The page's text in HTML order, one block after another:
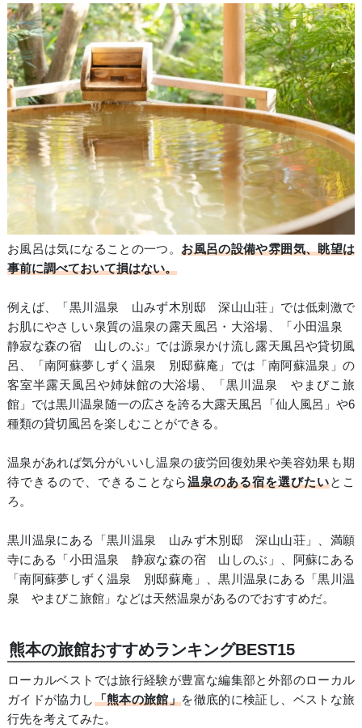
お風呂は気になることの一つ。お風呂の設備や雰囲気、眺望は
事前に調べておいて損はない。
例えば、「黒川温泉 山みず木別邸 深山山荘」では低刺激で
お肌にやさしい泉質の温泉の露天風呂・大浴場、「小田温泉
静寂な森の宿 山しのぶ」では源泉かけ流し露天風呂や貸切風
呂、「南阿蘇夢しずく温泉 別邸蘇庵」では「南阿蘇温泉」の
客室半露天風呂や姉妹館の大浴場、「黒川温泉 やまびこ旅
館」では黒川温泉随一の広さを誇る大露天風呂「仙人風呂」や6
種類の貸切風呂を楽しむことができる。
温泉があれば気分がいいし温泉の疲労回復効果や美容効果も期
待できるので、できることなら温泉のある宿を選びたいとこ
ろ。
黒川温泉にある「黒川温泉 山みず木別邸 深山山荘」、満願
寺にある「小田温泉 静寂な森の宿 山しのぶ」、阿蘇にある
「南阿蘇夢しずく温泉 別邸蘇庵」、黒川温泉にある「黒川温
泉 やまびこ旅館」などは天然温泉があるのでおすすめだ。
熊本の旅館おすすめランキングBEST15
ローカルベストでは旅行経験が豊富な編集部と外部のローカル
ガイドが協力し「熊本の旅館」を徹底的に検証し、ベストな旅
行先を考えてみた。